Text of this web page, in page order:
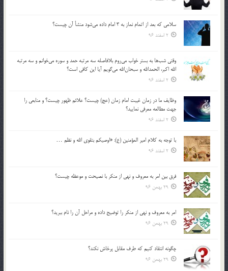
سلامي كه بعد از اتمام نماز به 3 امام داده مي‌شود منشأ آن چيست؟
2 اسفند 96
وقتي شب‌ها به بستر خواب مي‌روم بلافاصله سه مرتبه حمد و سوره مي‌خوانم و سه مرتبه
الله اكبر، الحمدالله و سبحان‌الله مي‌گويم آيا اين كافي است؟
2 اسفند 96
وظايف ما در زمان غيبت امام زمان (عج) چيست؟ علائم ظهور چيست؟ و منابعي را
جهت مطالعه معرفي نماييد؟
2 اسفند 96
با توجه به كلام امير المؤمنين (ع): «اوصيكم بتقوي الله و نظم …
2 اسفند 96
فرق بين امر به معروف و نهي از منكر با نصيحت و موعظه چيست؟
29 بهمن 96
امر به معروف و نهي از منكر را توضيح داده و مراحل آن را نام ببريد؟
29 بهمن 96
چگونه انتقاد كنيم كه طرف مقابل پرخاش نكند؟
29 بهمن 96